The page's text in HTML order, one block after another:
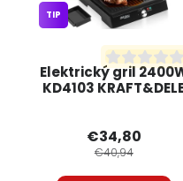
Elektrický gril
KD4103
TIP
€34,80
€40,94